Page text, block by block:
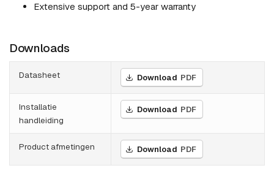
Extensive support and 5-year warranty
Downloads
Datasheet Download PDF
Installatie
handleiding
Download PDF
Product afmetingen Download PDF